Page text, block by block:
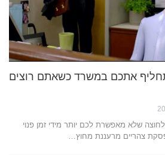
אתכם במשרד כשאתם רוצים
שלא מאפשרת לכם יותר מידי זמן פנוי
צהריים מרעננת מחוץ…